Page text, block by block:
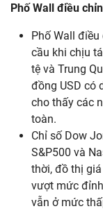
PhốWall điều
Phố Wall
cầu khi chịu
tệ và Trung
đồng USD có
cho thấy các
toàn.
Chỉ số Dow
S&P500 và
thời, đồ thị
vượt mức
vẫn ở mức